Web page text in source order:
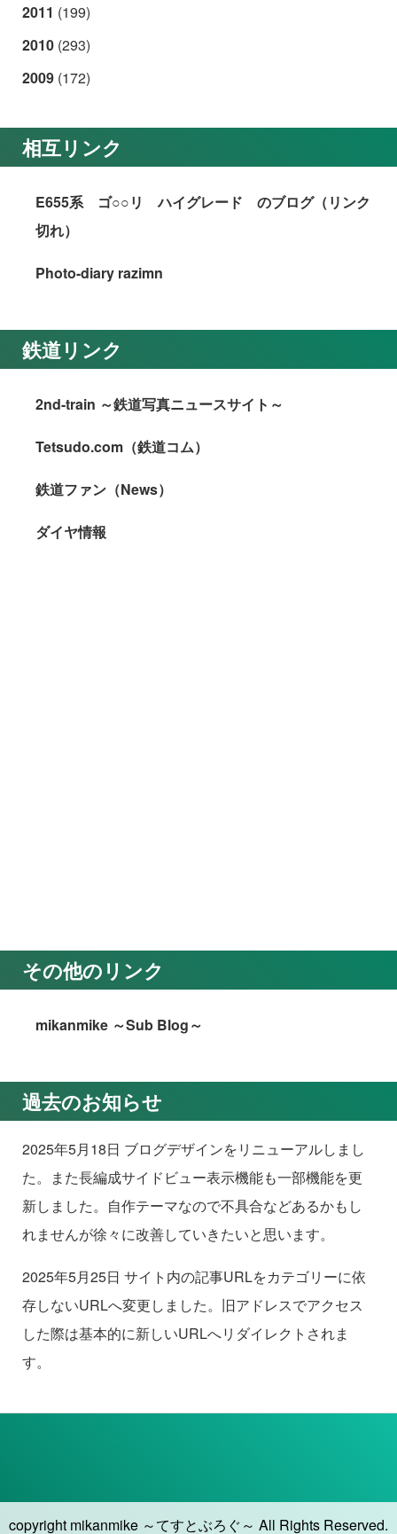
2011 (199)
2010 (293)
2009 (172)
相互リンク
E655系 ゴ○○リ ハイグレード のブログ（リンク
切れ）
Photo-diary razimn
鉄道リンク
2nd-train ～鉄道写真ニュースサイト～
Tetsudo.com（鉄道コム）
鉄道ファン（News）
ダイヤ情報
その他のリンク
mikanmike ～Sub Blog～
過去のお知らせ
2025年5月18日 ブログデザインをリニューアルしまし
た。また長編成サイドビュー表示機能も一部機能を更
新しました。自作テーマなので不具合などあるかもし
れませんが徐々に改善していきたいと思います。
2025年5月25日 サイト内の記事URLをカテゴリーに依
存しないURLへ変更しました。旧アドレスでアクセス
した際は基本的に新しいURLへリダイレクトされま
す。
copyright mikanmike ～てすとぶろぐ～ All Rights Reserved.